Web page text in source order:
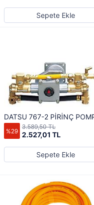
Sepete Ekle
DATSU 767-2 PİRİNÇ
%29 2.527,01 TL
3.589,50 TL
Sepete Ekle